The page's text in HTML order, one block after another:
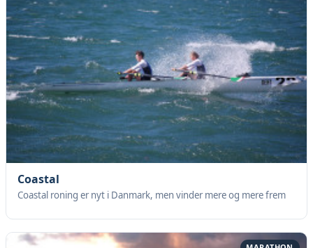
Coastal
Coastal roning er nyt i Danmark, men vinder mere og mere frem